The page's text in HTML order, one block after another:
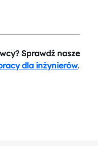
Sprawdź nasze
dla inżynierów.